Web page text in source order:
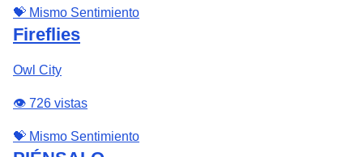
💝 Mismo Sentimiento
Fireflies
Owl City
👁️ 726 vistas
💝 Mismo Sentimiento